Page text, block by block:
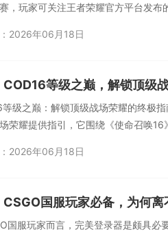
，玩家可关注王者荣耀官方平台发
2026年06月18日
COD16等级之巅，解锁顶级
等级之巅：解锁顶级战场荣耀的终极
荣耀提供指引，它围绕《使命召唤
2026年06月18日
CSGO国服玩家必备，为何
国服玩家而言，完美登录器是颇具必